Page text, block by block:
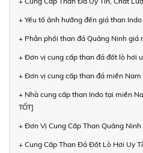
+ Yếu tố ảnh hưởng đến giá than
+ Phân phối than đá Quảng Ninh giá
+ Đơn vị cung cấp than đá đốt lò hơi
+ Đơn vị cung cấp than đá miền
+ Nhà cung cấp than Indo tại miền
TỐT]
+ Đơn Vị Cung Cấp Than Quảng
+ Cung Cấp Than Đá Đốt Lò Hơi Uy